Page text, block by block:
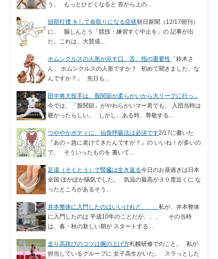
う。 もっとひどくなると 首から上の...
頭部打撲 をして命取りになる症状朝日新聞（12/17朝刊）
に、 脳しんとう「競技・練習すぐ中止を」の 記事が出
た。これは、大賛成...
ホムンクルスの人形が示す口、舌、指の重要性 「鈴木さ
ん、 ホムンクルスの人形ですか？ 初めて聞きました。な
んですか？」 先日も...
田中将大投手は、股関節が柔らかいから大リーグに行っ...
今では、「股関節」がやわらかいマー君でも、 入団当時は
硬かったらしい。 しかし、ある時、尊敬する...
つややかボディに、仙骨呼吸法は必須です2/17に書いた
『あの～急に老けてきたんですが？』の いいね！が多いの
で、 そういったものを 書いて...
足湯（そくとう）で腎臓は生き返る今日のお昼過ぎは日本
全国 ぽかぽか陽気でした。 気温の最高が３０度近くに な
ったところがあるそう...
井本整体に入門したのはいいけれど、、、 私が、井本整体
に入門したのは 平成10年のことだが、、、 その当時
は、春・秋の新しい期が スタートする...
走り高跳びのコツは腕の上げ方札幌研修でのこと。 私が
担当しているグループに 女子高生がいた。 スラっとした